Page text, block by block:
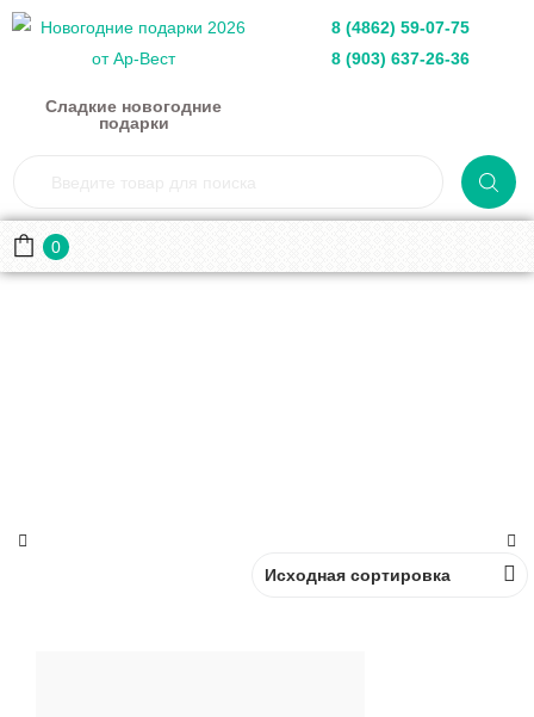
8 (4862) 59-07-75
8 (903) 637-26-36
Сладкие новогодние
подарки
0